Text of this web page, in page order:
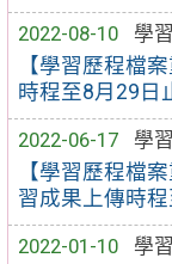
2022-08-10
學
【學習歷程檔
時程至8月29日
2022-06-17
學
【學習歷程檔
習成果上傳時
2022-01-10
學